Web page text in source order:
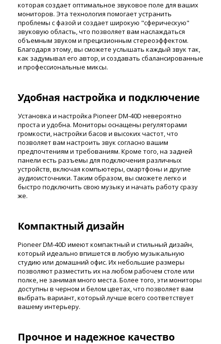
которая создает оптимальное звуковое поле для ваших
мониторов. Эта технология помогает устранить
проблемы с фазой и создает широкую "сферическую"
звуковую область, что позволяет вам наслаждаться
объемным звуком и прецизионным стереоэффектом.
Благодаря этому, вы сможете услышать каждый звук так,
как задумывал его автор, и создавать сбалансированные
и профессиональные миксы.
Удобная настройка и подключение
Установка и настройка Pioneer DM-40D невероятно
проста и удобна. Мониторы оснащены регуляторами
громкости, настройки басов и высоких частот, что
позволяет вам настроить звук согласно вашим
предпочтениям и требованиям. Кроме того, на задней
панели есть разъемы для подключения различных
устройств, включая компьютеры, смартфоны и другие
аудиоисточники. Таким образом, вы сможете легко и
быстро подключить свою музыку и начать работу сразу
же.
Компактный дизайн
Pioneer DM-40D имеют компактный и стильный дизайн,
который идеально впишется в любую музыкальную
студию или домашний офис. Их небольшие размеры
позволяют разместить их на любом рабочем столе или
полке, не занимая много места. Более того, эти мониторы
доступны в черном и белом цветах, что позволяет вам
выбрать вариант, который лучше всего соответствует
вашему интерьеру.
Прочное и надежное качество